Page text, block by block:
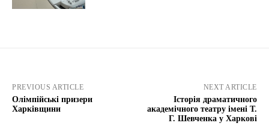
PREVIOUS ARTICLE
Олімпійські призери
Харківщини
NEXT ARTICLE
Історія драматичного
академічного театру імені Т.
Г. Шевченка у Харкові